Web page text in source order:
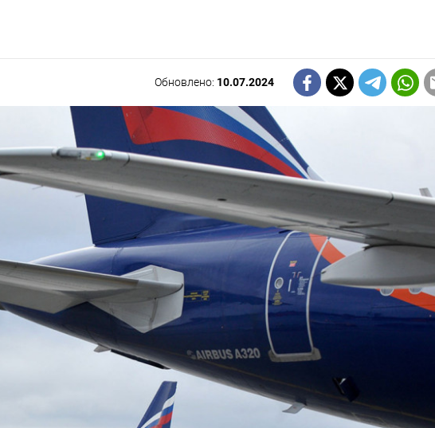
Обновлено: 10.07.2024